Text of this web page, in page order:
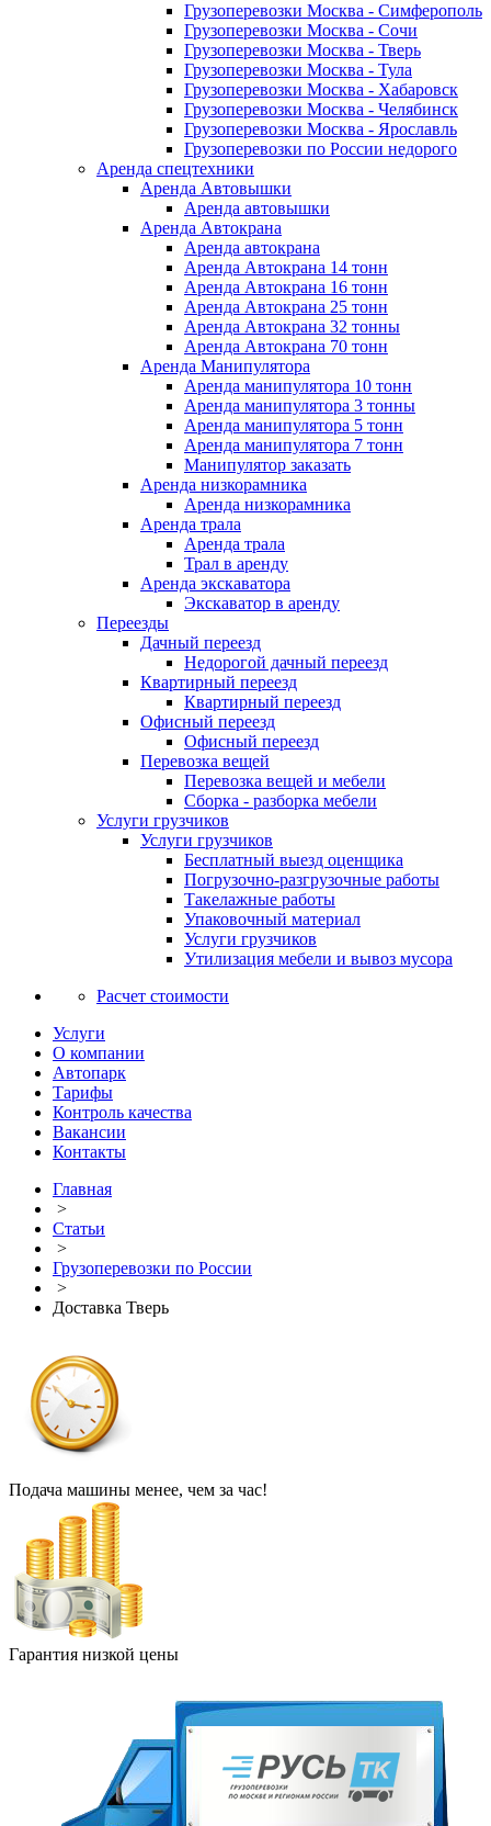
Грузоперевозки Москва - Симферополь
Грузоперевозки Москва - Сочи
Грузоперевозки Москва - Тверь
Грузоперевозки Москва - Тула
Грузоперевозки Москва - Хабаровск
Грузоперевозки Москва - Челябинск
Грузоперевозки Москва - Ярославль
Грузоперевозки по России недорого
Аренда спецтехники
Аренда Автовышки
Аренда автовышки
Аренда Автокрана
Аренда автокрана
Аренда Автокрана 14 тонн
Аренда Автокрана 16 тонн
Аренда Автокрана 25 тонн
Аренда Автокрана 32 тонны
Аренда Автокрана 70 тонн
Аренда Манипулятора
Аренда манипулятора 10 тонн
Аренда манипулятора 3 тонны
Аренда манипулятора 5 тонн
Аренда манипулятора 7 тонн
Манипулятор заказать
Аренда низкорамника
Аренда низкорамника
Аренда трала
Аренда трала
Трал в аренду
Аренда экскаватора
Экскаватор в аренду
Переезды
Дачный переезд
Недорогой дачный переезд
Квартирный переезд
Квартирный переезд
Офисный переезд
Офисный переезд
Перевозка вещей
Перевозка вещей и мебели
Сборка - разборка мебели
Услуги грузчиков
Услуги грузчиков
Бесплатный выезд оценщика
Погрузочно-разгрузочные работы
Такелажные работы
Упаковочный материал
Услуги грузчиков
Утилизация мебели и вывоз мусора
Расчет стоимости
Услуги
О компании
Автопарк
Тарифы
Контроль качества
Вакансии
Контакты
Главная
>
Статьи
>
Грузоперевозки по России
>
Доставка Тверь
Подача машины менее, чем за час!
Гарантия низкой цены